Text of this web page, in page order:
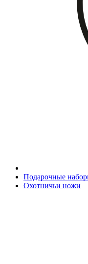
Подарочные
Охотничьи ножи